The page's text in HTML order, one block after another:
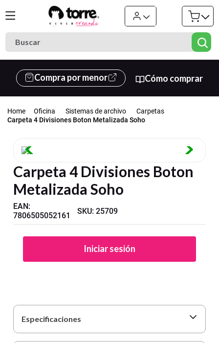
Buscar
Compra por menor Cómo comprar
Oficina Sistemas de archivo
Carpetas
Carpeta 4 Divisiones Boton Metalizada Soho
Carpeta 4 Divisiones Boton
Metalizada Soho
EAN:
7806505052161
SKU:25709
Iniciar sesión
Especificaciones
Términos más buscados
1. cuaderno
3. goma eva
5.
6. estuche
7. cartulina
8.
9 carpetas
10. lapiz